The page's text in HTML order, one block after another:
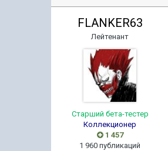
FLANKER63
Лейтенант
Старший бета-тестер
Коллекционер
1 457
1 960 публикаций